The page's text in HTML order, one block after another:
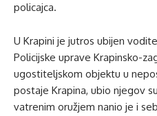
policajca.
U Krapini je jutros ubijen
Policijske uprave Krapinsko-
ugostiteljskom objektu u
postaje Krapina, ubio njegov
vatrenim oružjem nanio je i